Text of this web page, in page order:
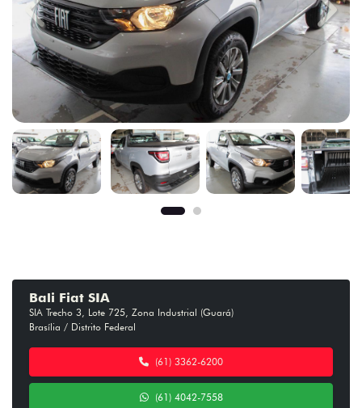
Previous Next
Bali Fiat SIA
SIA Trecho 3, Lote 725, Zona Industrial (Guará)
Brasília / Distrito Federal
(61) 3362-6200
(61) 4042-7558